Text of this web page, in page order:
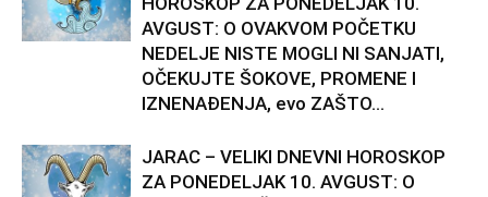
AVGUST: O OVAKVOM POČETKU
NEDELJE NISTE MOGLI NI SANJATI,
OČEKUJTE ŠOKOVE, PROMENE I
IZNENAĐENJA, evo ZAŠTO...
JARAC – VELIKI DNEVNI HOROSKOP
ZA PONEDELJAK 10. AVGUST: O